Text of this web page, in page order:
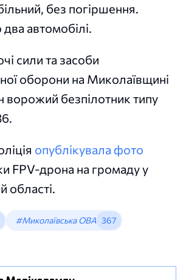
без погіршення.
автомобілі.
сили та засоби
оборони на Миколаївщині
безпілотник типу
опублікувала фото
FPV-дрона на громаду у
області.
#Миколаївська ОВА 367